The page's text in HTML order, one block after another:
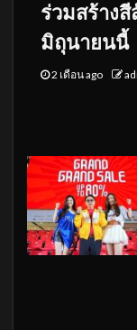
ร่วมสร้าง
มิถุนายนนี้
2 เดือน ago